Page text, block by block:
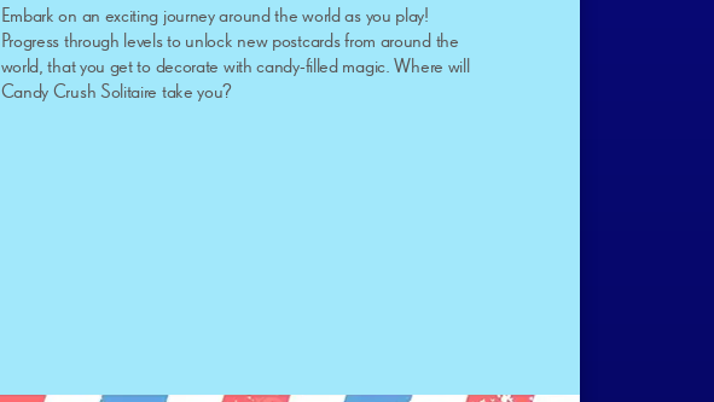
Embark on an exciting journey around the world as you play!
Progress through levels to unlock new postcards from around the
world, that you get to decorate with candy-filled magic. Where will
Candy Crush Solitaire take you?